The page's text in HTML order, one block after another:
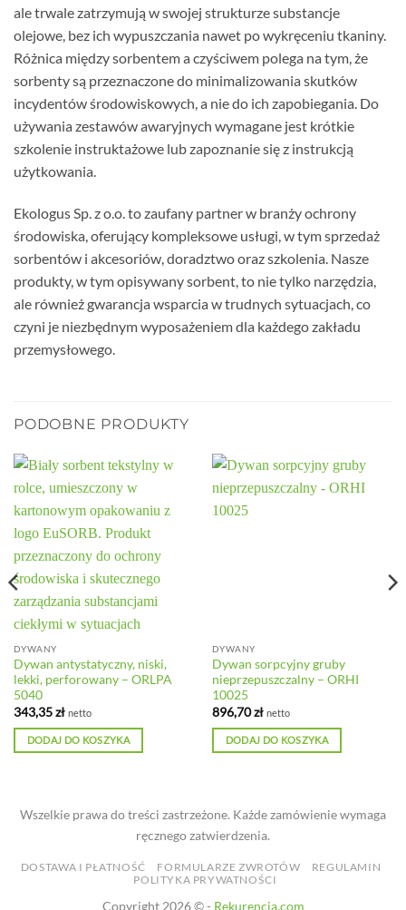
ale trwale zatrzymują w swojej strukturze substancje
olejowe, bez ich wypuszczania nawet po wykręceniu tkaniny.
Różnica między sorbentem a czyściwem polega na tym, że
sorbenty są przeznaczone do minimalizowania skutków
incydentów środowiskowych, a nie do ich zapobiegania. Do
używania zestawów awaryjnych wymagane jest krótkie
szkolenie instruktażowe lub zapoznanie się z instrukcją
użytkowania.
Ekologus Sp. z o.o. to zaufany partner w branży ochrony
środowiska, oferujący kompleksowe usługi, w tym sprzedaż
sorbentów i akcesoriów, doradztwo oraz szkolenia. Nasze
produkty, w tym opisywany sorbent, to nie tylko narzędzia,
ale również gwarancja wsparcia w trudnych sytuacjach, co
czyni je niezbędnym wyposażeniem dla każdego zakładu
przemysłowego.
PODOBNE PRODUKTY
DYWANY
Dywan antystatyczny, niski,
lekki, perforowany – ORLPA
5040
343,35zł netto
DODAJ DO KOSZYKA
DYWANY
Dywan sorpcyjny gruby
nieprzepuszczalny – ORHI
10025
896,70zł netto
DODAJ DO KOSZYKA
Wszelkie prawa do treści zastrzeżone. Każde zamówienie wymaga
ręcznego zatwierdzenia.
DOSTAWA I PŁATNOŚĆ FORMULARZE ZWROTÓW
REGULAMIN
POLITYKA PRYWATNOŚCI
Copyright 2026 © - Rekurencja.com